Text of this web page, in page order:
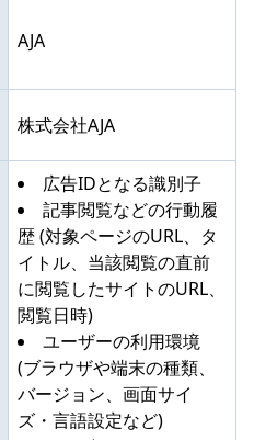
AJA
株式会社AJA
広告IDとなる識別子
記事閲覧などの行動履
歴 (対象ページのURL、タ
イトル、当該閲覧の直前
に閲覧したサイトのURL、
閲覧日時)
ユーザーの利用環境
(ブラウザや端末の種類、
バージョン、画面サイ
ズ・言語設定など)